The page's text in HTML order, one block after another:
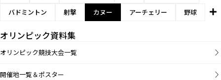
バドミントン
射撃 カヌー アーチェリー 野球
オリンピック資料集
オリンピック競技大会一覧
開催地一覧＆ポスター